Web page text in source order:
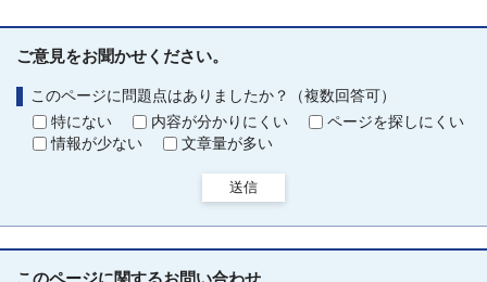
ご意見をお聞かせください。
このページに問題点はありましたか？（複数回答可）
特にない
内容が分かりにくい
ページを探しにくい
情報が少ない
文章量が多い
送信
このページに関するお問い合わせ